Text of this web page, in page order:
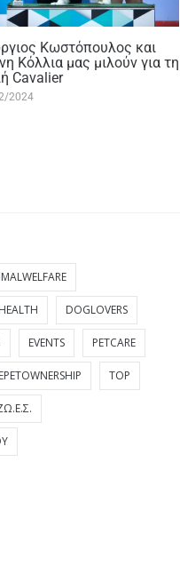
Κωστόπουλος και
Κόλλια μας μιλούν για τη
Cavalier
2024
DOGLOVERS
EVENTS PETCARE
TOP